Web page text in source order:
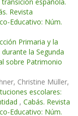
Revista
Educativo: Núm.
Primaria y la
la Segunda
sobre Patrimonio
Christine Müller,
escolares:
, Cabás. Revista
Educativo: Núm.